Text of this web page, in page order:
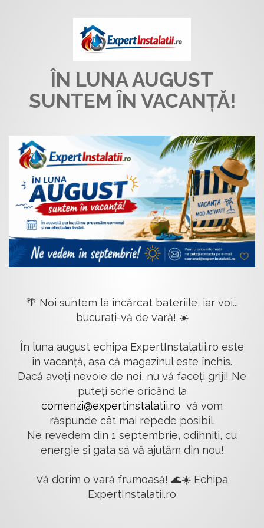
ÎN LUNA AUGUST
SUNTEM ÎN VACANȚĂ!
🌴 Noi suntem la încărcat bateriile, iar voi...
bucurați-vă de vară! ☀️
În luna august echipa ExpertInstalatii.ro este
în vacanță, așa că magazinul este închis.
Dacă aveți nevoie de noi, nu vă faceți griji! Ne
puteți scrie oricând la
comenzi@expertinstalatii.ro vă vom
răspunde cât mai repede posibil.
Ne revedem din 1 septembrie, odihniți, cu
energie și gata să vă ajutăm din nou!
Vă dorim o vară frumoasă! 🌊☀️ Echipa
ExpertInstalatii.ro